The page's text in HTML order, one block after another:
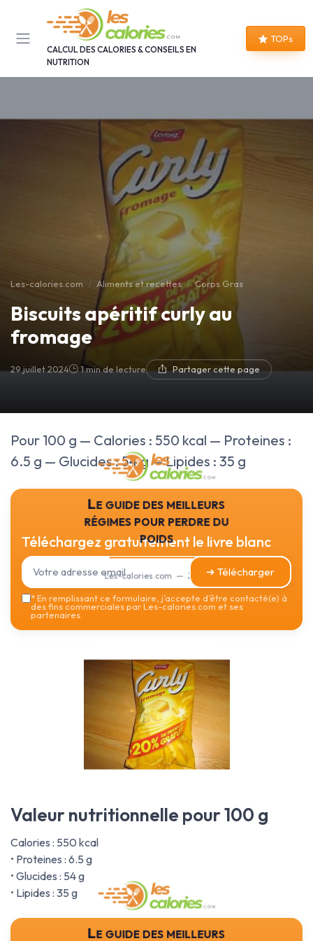
CALCUL DES CALORIES & CONSEILS EN
NUTRITION
TOPs
Les-calories.com Aliments et recettes Corps Gras
Biscuits apéritif curly au
fromage
29 juillet 2024 1 min de lecture Partager cette page
Pour 100 g — Calories : 550 kcal — Proteines :
6.5 g — Glucides : 54 g — Lipides : 35 g
Le guide des meilleurs
régimes pour perdre du
poids
Les-calories.com — 2026
Téléchargez gratuitement le livre blanc
➔ Télécharger
*En remplissant ce formulaire, j’accepte d’être contacté(e) à
des fins commerciales par Les-calories.com et ses
partenaires.
Valeur nutritionnelle pour 100 g
Calories : 550 kcal
• Proteines : 6.5 g
• Glucides : 54 g
• Lipides : 35 g
Le guide des meilleurs
Panneau de gestion des cookies